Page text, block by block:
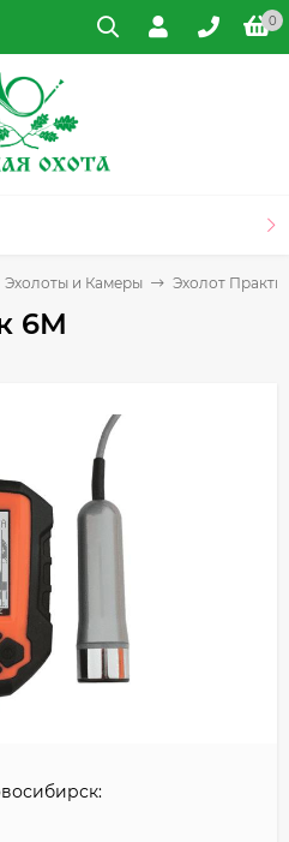
0
Эхолоты и Камеры Эхолот
6M